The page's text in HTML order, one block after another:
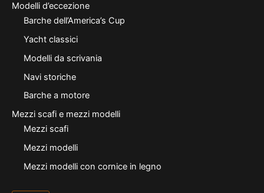
Modelli d’eccezione
Barche dell’America’s Cup
Yacht classici
Modelli da scrivania
Navi storiche
Barche a motore
Mezzi scafi e mezzi modelli
Mezzi scafi
Mezzi modelli
Mezzi modelli con cornice in legno